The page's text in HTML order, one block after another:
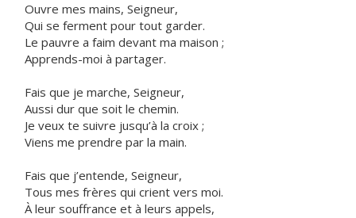
Ouvre mes mains, Seigneur,
Qui se ferment pour tout garder.
Le pauvre a faim devant ma maison ;
Apprends-moi à partager.
Fais que je marche, Seigneur,
Aussi dur que soit le chemin.
Je veux te suivre jusqu’à la croix ;
Viens me prendre par la main.
Fais que j’entende, Seigneur,
Tous mes frères qui crient vers moi.
À leur souffrance et à leurs appels,